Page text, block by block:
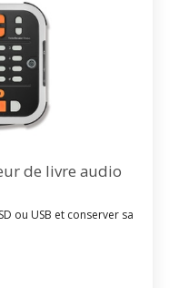
de livre audio
ou USB et conserver sa